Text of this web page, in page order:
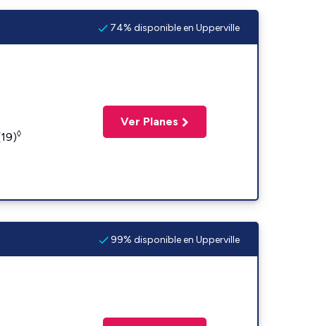
74% disponible en Upperville
◊
Ver Planes
99% disponible en Upperville